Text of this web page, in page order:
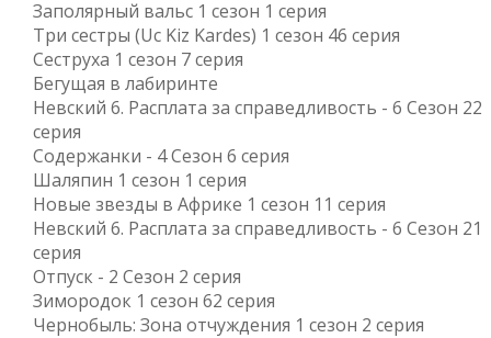
Заполярный вальс 1 сезон 1 серия
Три сестры (Uc Kiz Kardes) 1 сезон 46 серия
Сеструха 1 сезон 7 серия
Бегущая в лабиринте
Невский 6. Расплата за справедливость - 6 Сезон 22
серия
Содержанки - 4 Сезон 6 серия
Шаляпин 1 сезон 1 серия
Новые звезды в Африке 1 сезон 11 серия
Невский 6. Расплата за справедливость - 6 Сезон 21
серия
Отпуск - 2 Сезон 2 серия
Зимородок 1 сезон 62 серия
Чернобыль: Зона отчуждения 1 сезон 2 серия